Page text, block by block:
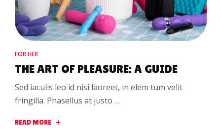
FOR HER
THE ART OF PLEASURE: A GUIDE
Sed iaculis leo id nisi laoreet, in elem tum velit
fringilla. Phasellus at justo …
READ MORE